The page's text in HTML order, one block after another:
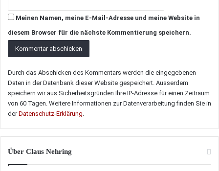
Meinen Namen, meine E-Mail-Adresse und meine Website in
diesem Browser für die nächste Kommentierung speichern.
Durch das Abschicken des Kommentars werden die eingegebenen
Daten in der Datenbank dieser Website gespeichert. Ausserdem
speichern wir aus Sicherheitsgründen Ihre IP-Adresse für einen Zeitraum
von 60 Tagen. Weitere Informationen zur Datenverarbeitung finden Sie in
derDatenschutz-Erklärung
Über Claus Nehring